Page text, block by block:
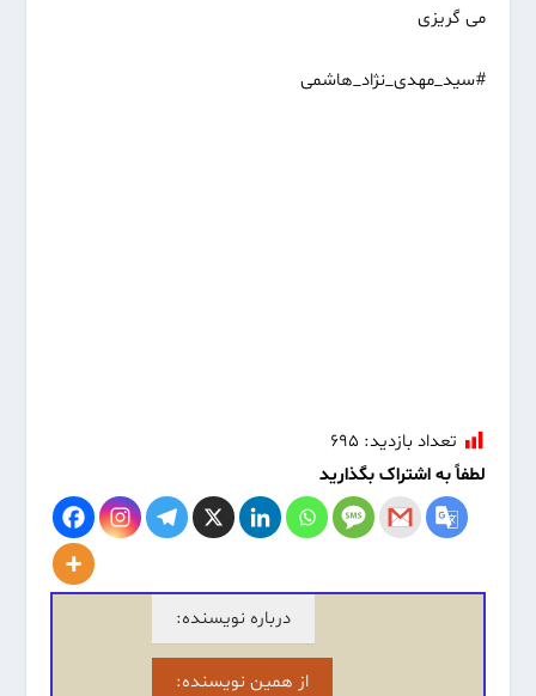
می گریزی
#سید_مهدی_نژاد_هاشمی
تعداد بازدید: ۶۹۵
لطفاً به اشتراک بگذارید
درباره نویسنده:
از همین نویسنده: